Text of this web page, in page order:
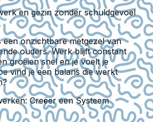
en gezin zonder schuldgevoel
een onzichtbare metgezel van
ouders. Werk blijft constant
groeien snel en je voelt je
vind je een balans die werkt
Creëer een Systeem